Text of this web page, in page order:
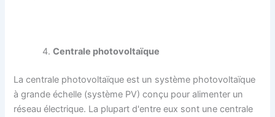
Centrale photovoltaïque
La centrale photovoltaïque est un système photovoltaïque
à grande échelle (système PV) conçu pour alimenter un
réseau électrique. La plupart d'entre eux sont une centrale